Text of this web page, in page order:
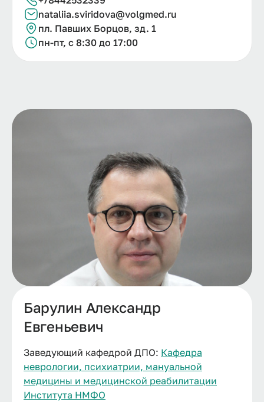
nataliia.sviridova@volgmed.ru
пл. Павших Борцов, зд. 1
пн-пт, с 8:30 до 17:00
Барулин Александр
Евгеньевич
Заведующий кафедрой ДПО: Кафедра
неврологии, психиатрии, мануальной
медицины и медицинской реабилитации
Института НМФО